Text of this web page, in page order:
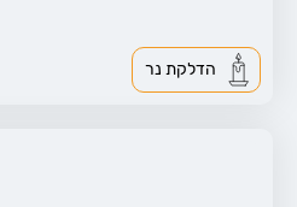
הדלקת נר